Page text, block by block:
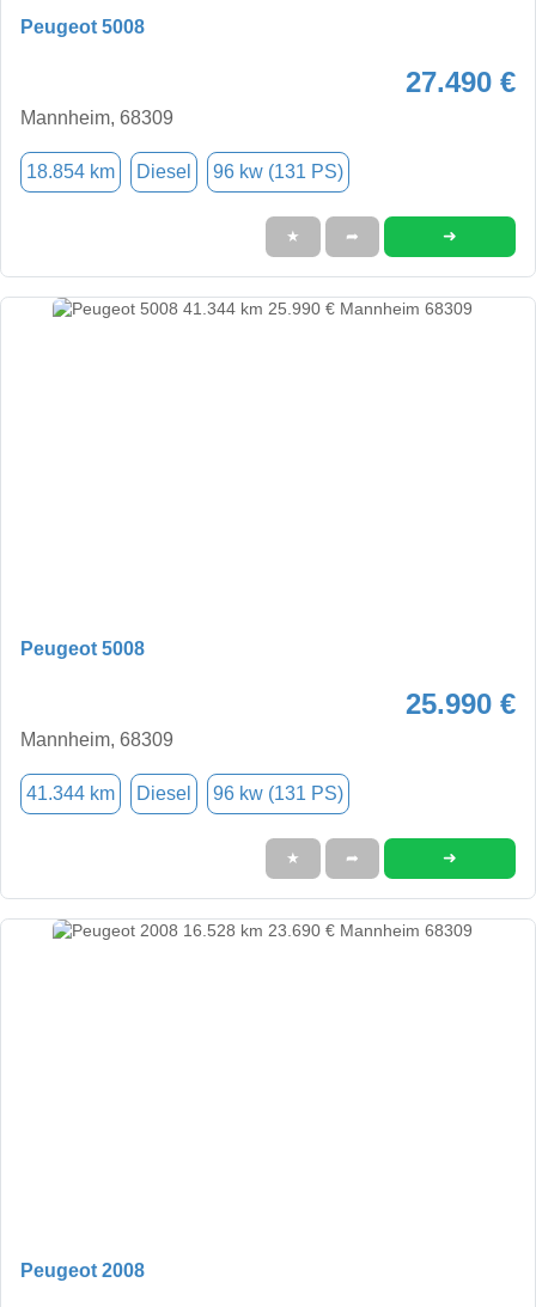
Peugeot 5008
27.490 €
Mannheim, 68309
18.854 km Diesel 96 kw (131 PS)
★ ➦ ➜
Peugeot 5008
25.990 €
Mannheim, 68309
41.344 km Diesel 96 kw (131 PS)
★ ➦ ➜
Peugeot 2008